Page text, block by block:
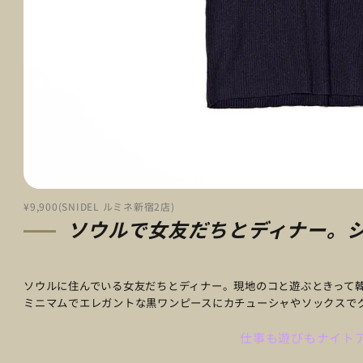
¥9,900(SNIDEL ルミネ新宿2店)
ソウルで女友だちとディナー。
ソウルに住んでいる女友だちとディナー。現地のコと遊ぶときっ
ミニマムでエレガントな黒ワンピースにカチューシャやソックスで
仕事も遊びもナイト